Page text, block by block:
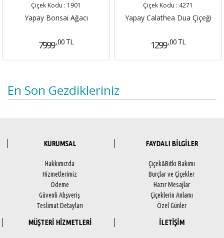
Çiçek Kodu : 1901
Yapay Bonsai Ağacı
7999 ,00 TL
Çiçek Kodu : 4271
Yapay Calathea Dua Çiçeği
1299 ,00 TL
En Son Gezdikleriniz
KURUMSAL
Hakkımızda
Hizmetlerimiz
Ödeme
Güvenli Alışveriş
Teslimat Detayları
FAYDALI BİLGİLER
Çiçek&Bitki Bakımı
Burçlar ve Çiçekler
Hazır Mesajlar
Çiçeklerin Anlamı
Özel Günler
MÜŞTERİ HİZMETLERİ İLETİŞİM